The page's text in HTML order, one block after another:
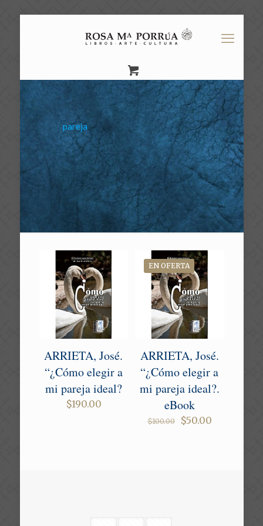
pareja
ARRIETA, José.
“¿Cómo elegir a
mi pareja ideal?
$190.00
EN OFERTA
ARRIETA, José.
“¿Cómo elegir a
mi pareja ideal?.
eBook
$100.00
Original
$50.00Current